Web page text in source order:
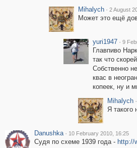
Mihalych · 2 August
Может это ещё
yuri1947 · 9
Главпиво
так что
Собственно
квас в
копеек, ну и
Mihalych ·
Я такого
Danushka · 10 February 2010, 16:25
Судя по схеме 1939 года - http://